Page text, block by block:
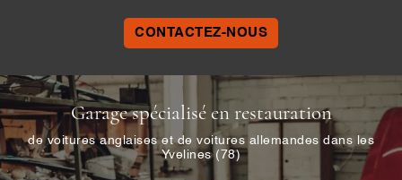
CONTACTEZ-NOUS
Garage spécialisé en restauration
de voitures anglaises et de voitures allemandes dans les
Yvelines (78)